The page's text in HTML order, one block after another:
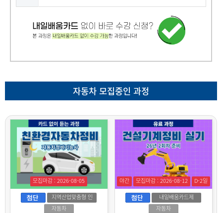
자동차 모집중인 과정
모집마감 : 2026-08-05
지역산업맞춤형 인
력양성
자동차
야간 모집마감 : 2026-08-12
D-2일
내일배움카드제
자동차